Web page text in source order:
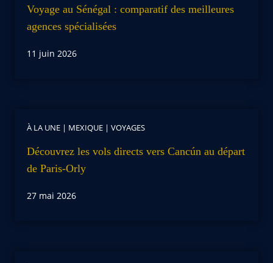
Voyage au Sénégal : comparatif des meilleures
agences spécialisées
11 juin 2026
À LA UNE | MEXIQUE | VOYAGES
Découvrez les vols directs vers Cancún au départ
de Paris-Orly
27 mai 2026